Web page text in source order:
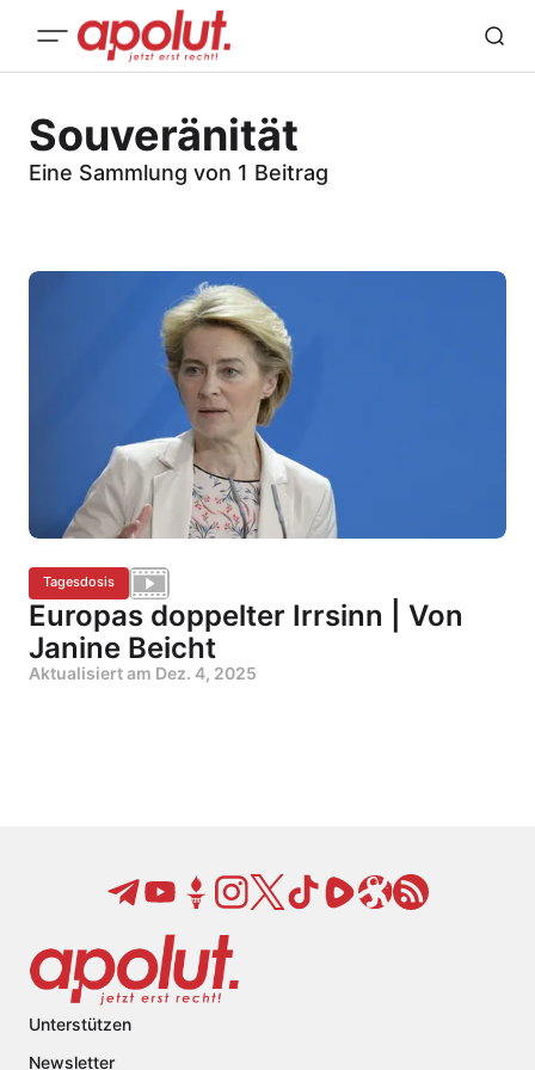
Souveränität
Eine Sammlung von 1 Beitrag
Tagesdosis
Europas doppelter Irrsinn | Von
Janine Beicht
Aktualisiert am Dez. 4, 2025
Unterstützen
Newsletter